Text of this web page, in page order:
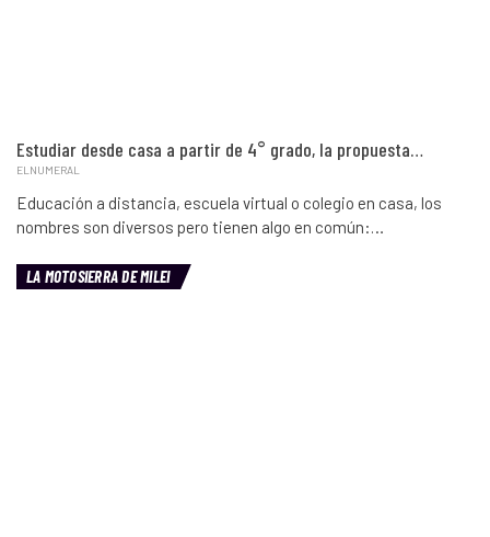
Estudiar desde casa a partir de 4° grado, la propuesta…
ELNUMERAL
Educación a distancia, escuela virtual o colegio en casa, los
nombres son diversos pero tienen algo en común:…
LA MOTOSIERRA DE MILEI